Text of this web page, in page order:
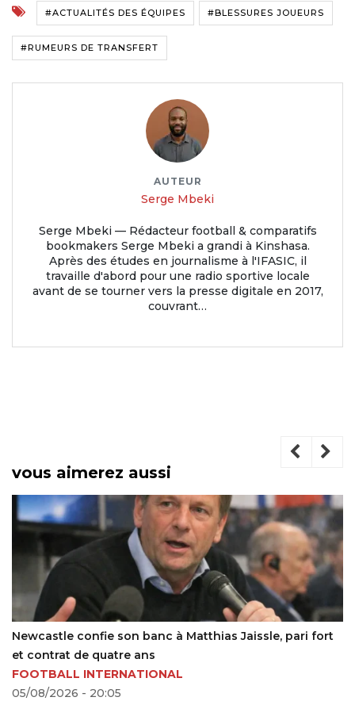
#ACTUALITÉS DES ÉQUIPES #BLESSURES JOUEURS
#RUMEURS DE TRANSFERT
AUTEUR
Serge Mbeki
Serge Mbeki — Rédacteur football & comparatifs
bookmakers Serge Mbeki a grandi à Kinshasa.
Après des études en journalisme à l'IFASIC, il
travaille d'abord pour une radio sportive locale
avant de se tourner vers la presse digitale en 2017,
couvrant…
vous aimerez aussi
Kader Koné – FC Volendam : le Malien quitte Go Ahead
Eagles
ACTUALITÉS FOOTBALL
13/06/2026 - 16:17